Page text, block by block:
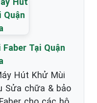
Tại Quận
Hút Khử Mùi
Sửa chữa & bảo